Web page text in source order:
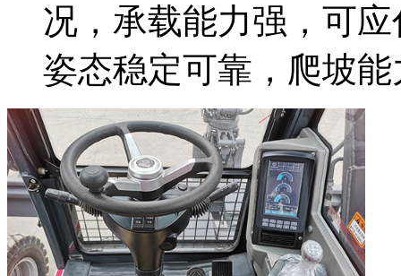
况，承载能力强，可
姿态稳定可靠，爬坡